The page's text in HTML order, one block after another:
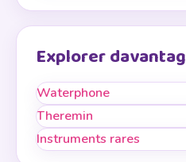
Explorer
Waterphone
Theremin
Instruments rares